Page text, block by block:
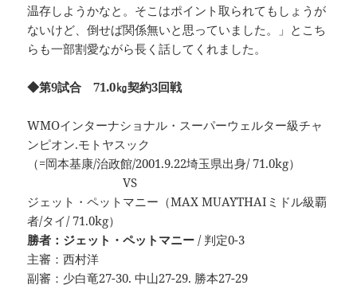
温存しようかなと。そこはポイント取られてもしょうが
ないけど、倒せば関係無いと思っていました。」とこち
らも一部割愛ながら長く話してくれました。
◆第9試合 71.0㎏契約3回戦
WMOインターナショナル・スーパーウェルター級チャ
ンピオン.モトヤスック
（=岡本基康/治政館/2001.9.22埼玉県出身/ 71.0kg）
VS
ジェット・ペットマニー（MAX MUAYTHAIミドル級覇
者/タイ/ 71.0kg）
勝者：ジェット・ペットマニー / 判定0-3
主審：西村洋
副審：少白竜27-30. 中山27-29. 勝本27-29